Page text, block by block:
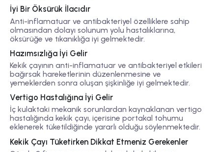
İyi Bir Öksürük İlacıdır
Anti-inflamatuar ve antibakteriyel özelliklere sahip
olmasından dolayı solunum yolu hastalıklarına,
öksürüğe ve tıkanıklığa iyi gelmektedir.
Hazımsızlığa İyi Gelir
Kekik çayının anti-inflamatuar ve antibakteriyel etkileri
bağırsak hareketlerinin düzenlenmesine ve
yemeklerden sonra oluşan şişkinliğe iyi gelmektedir.
Vertigo Hastalığına İyi Gelir
İç kulaktaki mekanik sorunlardan kaynaklanan vertigo
hastalığında kekik çayı, içerisine portakal tohumu
eklenerek tüketildiğinde yararlı olduğu söylenmektedir.
Kekik Çayı Tüketirken Dikkat Etmeniz Gerekenler